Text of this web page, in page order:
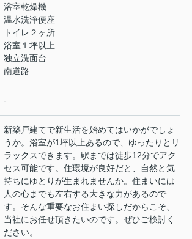
浴室乾燥機
温水洗浄便座
トイレ２ヶ所
浴室１坪以上
独立洗面台
南道路
-
新築戸建てで新生活を始めてはいかがでしょ
うか。浴室が1坪以上あるので、ゆったりとリ
ラックスできます。駅までは徒歩12分でアク
セス可能です。住環境が良好だと、自然と気
持ちにゆとりが生まれませんか。住まいには
人の心までも左右する大きな力があるので
す。そんな重要なお住まい探しだからこそ、
当社にお任せ頂きたいのです。ぜひご検討く
ださい。